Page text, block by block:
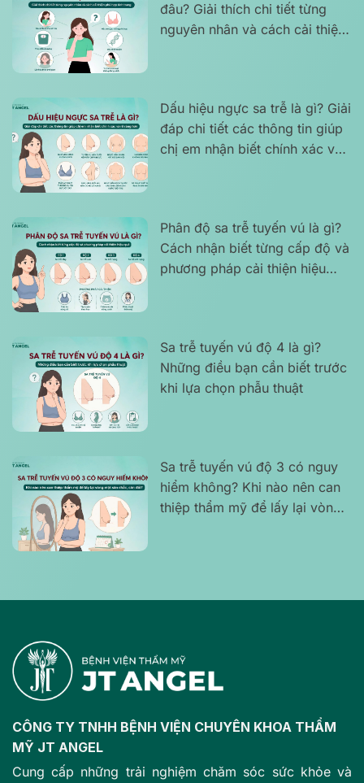
đâu? Giải thích chi tiết từng
nguyên nhân và cách cải thiện
Dấu hiệu ngực sa trễ là gì? Giải
đáp chi tiết các thông tin giúp
chị em nhận biết chính xác và
Phân độ sa trễ tuyến vú là gì?
Cách nhận biết từng cấp độ và
phương pháp cải thiện hiệu
Sa trễ tuyến vú độ 4 là gì?
Những điều bạn cần biết trước
khi lựa chọn phẫu thuật
Sa trễ tuyến vú độ 3 có nguy
hiểm không? Khi nào nên can
thiệp thẩm mỹ để lấy lại vòng
CÔNG TY TNHH BỆNH VIỆN CHUYÊN KHOA THẨM
MỸ JT ANGEL
Cung cấp những trải nghiệm chăm sóc sức khỏe và